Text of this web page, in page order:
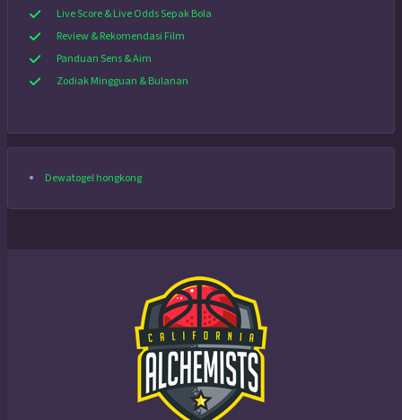
Live Score & Live Odds Sepak Bola
Review & Rekomendasi Film
Panduan Sens & Aim
Zodiak Mingguan & Bulanan
Dewatogel hongkong